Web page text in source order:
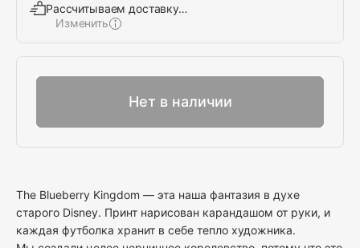
Рассчитываем доставку…
Изменить
Нет в наличии
The Blueberry Kingdom — эта наша фантазия в духе
старого Disney. Принт нарисован карандашом от руки, и
каждая футболка хранит в себе тепло художника.